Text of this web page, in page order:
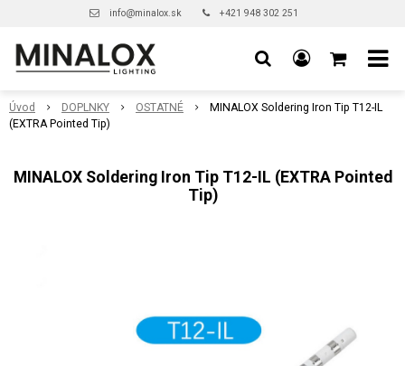
info@minalox.sk +421 948 302 251
Úvod DOPLNKY OSTATNÉ
MINALOX Soldering Iron Tip T12-IL
(EXTRA Pointed Tip)
MINALOX Soldering Iron Tip T12-IL (EXTRA Pointed
Tip)